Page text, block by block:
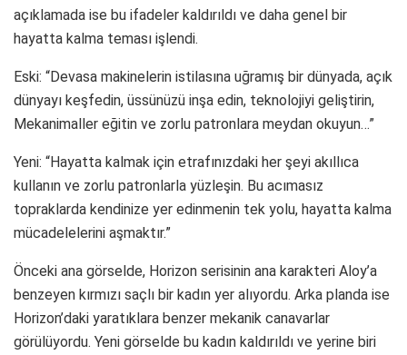
açıklamada ise bu ifadeler kaldırıldı ve daha genel bir
hayatta kalma teması işlendi.
Eski: “Devasa makinelerin istilasına uğramış bir dünyada, açık
dünyayı keşfedin, üssünüzü inşa edin, teknolojiyi geliştirin,
Mekanimaller eğitin ve zorlu patronlara meydan okuyun…”
Yeni: “Hayatta kalmak için etrafınızdaki her şeyi akıllıca
kullanın ve zorlu patronlarla yüzleşin. Bu acımasız
topraklarda kendinize yer edinmenin tek yolu, hayatta kalma
mücadelelerini aşmaktır.”
Önceki ana görselde, Horizon serisinin ana karakteri Aloy’a
benzeyen kırmızı saçlı bir kadın yer alıyordu. Arka planda ise
Horizon’daki yaratıklara benzer mekanik canavarlar
görülüyordu. Yeni görselde bu kadın kaldırıldı ve yerine biri